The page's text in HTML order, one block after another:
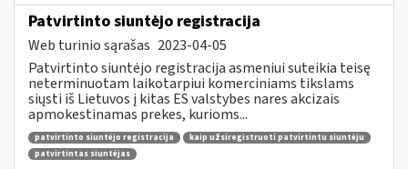
Patvirtinto siuntėjo registracija
Web turinio sąrašas 2023-04-05
Patvirtinto siuntėjo registracija asmeniui suteikia teisę
neterminuotam laikotarpiui komerciniams tikslams
siųsti iš Lietuvos į kitas ES valstybes nares akcizais
apmokestinamas prekes, kurioms...
patvirtinto siuntėjo registracija
kaip užsiregistruoti patvirtintu siuntėju
patvirtintas siuntėjas